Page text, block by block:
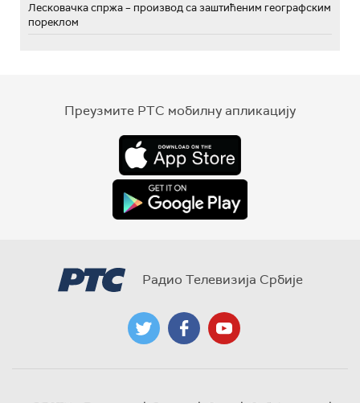
Лесковачка спржа – производ са заштићеним географским
пореклом
Преузмите РТС мобилну апликацију
Радио Телевизија Србије